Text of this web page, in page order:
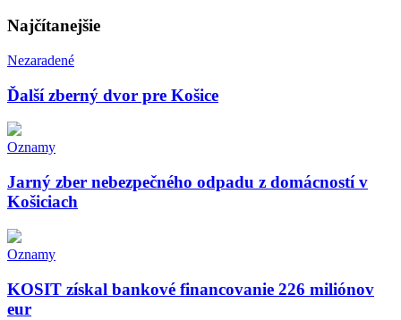
Najčítanejšie
Nezaradené
Ďalší zberný dvor pre Košice
Oznamy
Jarný zber nebezpečného odpadu z domácností v
Košiciach
Oznamy
KOSIT získal bankové financovanie 226 miliónov
eur